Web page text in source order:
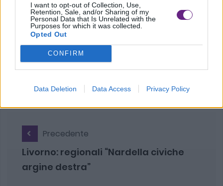
I want to opt-out of Collection, Use,
Retention, Sale, and/or Sharing of my
Personal Data that Is Unrelated with the
Purposes for which it was collected.
Opted Out
CONFIRM
Data Deletion Data Access Privacy Policy
M5S Pd Movimento Cinque Stelle
ultimo aggiornamento: 30-09-2019
Precedente
Livorno: regionali “Nardella civiche
argine destra”